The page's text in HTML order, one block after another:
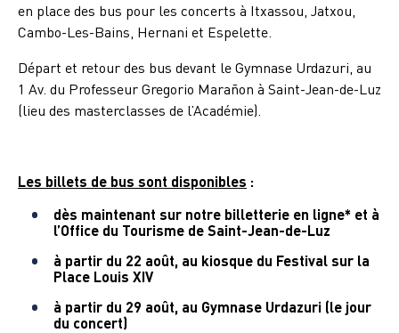
en place des bus pour les concerts à Itxassou, Jatxou,
Cambo-Les-Bains, Hernani et Espelette.
Départ et retour des bus devant le Gymnase Urdazuri, au
1 Av. du Professeur Gregorio Marañon à Saint-Jean-de-Luz
(lieu des masterclasses de l’Académie).
Les billets de bus sont disponibles :
dès maintenant sur notre billetterie en ligne* et à
l’Office du Tourisme de Saint-Jean-de-Luz
à partir du 22 août, au kiosque du Festival sur la
Place Louis XIV
à partir du 29 août, au Gymnase Urdazuri (le jour
du concert)